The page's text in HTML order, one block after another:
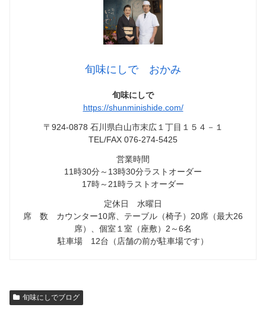
旬味にしで おかみ
旬味にしで
https://shunminishide.com/
〒924-0878 石川県白山市末広１丁目１５４－１
TEL/FAX 076-274-5425
営業時間
11時30分～13時30分ラストオーダー
17時～21時ラストオーダー
定休日 水曜日
席 数 カウンター10席、テーブル（椅子）20席（最大26
席）、個室１室（座敷）2～6名
駐車場 12台（店舗の前が駐車場です）
旬味にしでブログ